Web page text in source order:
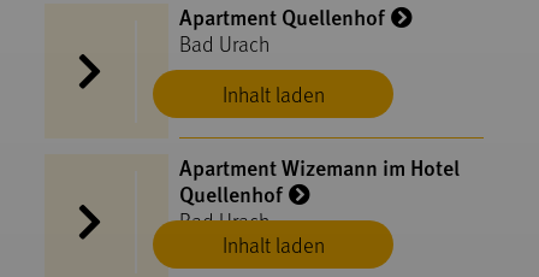
Inhalt laden
Apartment Quellenhof
Bad Urach
Inhalt laden
Apartment Wizemann im Hotel
Quellenhof
Bad Urach